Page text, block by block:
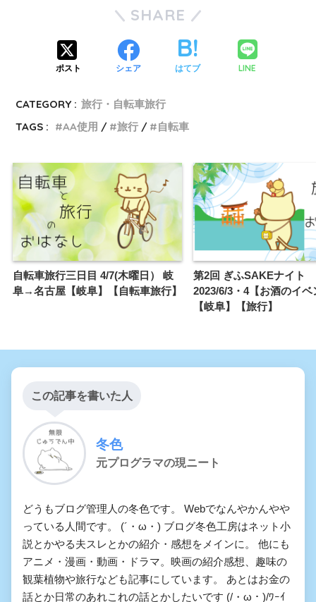
SHARE
ポスト シェア はてブ LINE
CATEGORY : 旅行・自転車旅行
TAGS :
AA使用 旅行 自転車
自転車旅行三日目 4/7(木曜日） 岐
阜→名古屋【岐阜】【自転車旅行】
第2回 ぎふSAKEナイト
2023/6/3・4【お酒のイベ
【岐阜】【旅行】
この記事を書いた人
冬色
元プログラマの現ニート
どうもブログ管理人の冬色です。 Webでなんやかんやや
っている人間です。 (´・ω・) ブログ冬色工房はネット小
説とかやる夫スレとかの紹介・感想をメインに。 他にも
アニメ・漫画・動画・ドラマ。映画の紹介感想、趣味の
観葉植物や旅行なども記事にしています。 あとはお金の
話とか日常のあれこれの話とかしたいです (/・ω・)/ﾜｰｲ